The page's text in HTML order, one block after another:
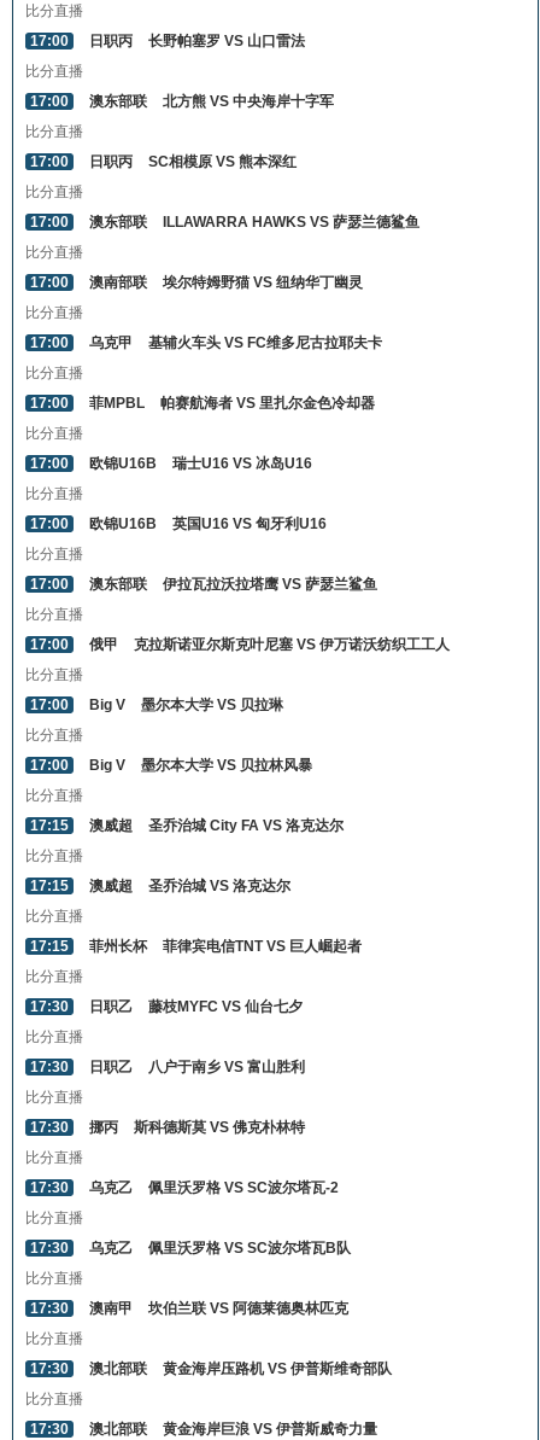
比分直播
17:00
日职丙
长野帕塞罗 VS 山口雷法
比分直播
17:00
澳东部联
北方熊 VS 中央海岸十字军
比分直播
17:00
日职丙
SC相模原 VS 熊本深红
比分直播
17:00
澳东部联
ILLAWARRA HAWKS VS 萨瑟兰德鲨鱼
比分直播
17:00
澳南部联
埃尔特姆野猫 VS 纽纳华丁幽灵
比分直播
17:00
乌克甲
基辅火车头 VS FC维多尼古拉耶夫卡
比分直播
17:00
菲MPBL
帕赛航海者 VS 里扎尔金色冷却器
比分直播
17:00
欧锦U16B
瑞士U16 VS 冰岛U16
比分直播
17:00
欧锦U16B
英国U16 VS 匈牙利U16
比分直播
17:00
澳东部联
伊拉瓦拉沃拉塔鹰 VS 萨瑟兰鲨鱼
比分直播
17:00
俄甲
克拉斯诺亚尔斯克叶尼塞 VS 伊万诺沃纺织工工人
比分直播
17:00
Big V
墨尔本大学 VS 贝拉琳
比分直播
17:00
Big V
墨尔本大学 VS 贝拉林风暴
比分直播
17:15
澳威超
圣乔治城 City FA VS 洛克达尔
比分直播
17:15
澳威超
圣乔治城 VS 洛克达尔
比分直播
17:15
菲州长杯
菲律宾电信TNT VS 巨人崛起者
比分直播
17:30
日职乙
藤枝MYFC VS 仙台七夕
比分直播
17:30
日职乙
八户于南乡 VS 富山胜利
比分直播
17:30
挪丙
斯科德斯莫 VS 佛克朴林特
比分直播
17:30
乌克乙
佩里沃罗格 VS SC波尔塔瓦-2
比分直播
17:30
乌克乙
佩里沃罗格 VS SC波尔塔瓦B队
比分直播
17:30
澳南甲
坎伯兰联 VS 阿德莱德奥林匹克
比分直播
17:30
澳北部联
黄金海岸压路机 VS 伊普斯维奇部队
比分直播
17:30
澳北部联
黄金海岸巨浪 VS 伊普斯威奇力量